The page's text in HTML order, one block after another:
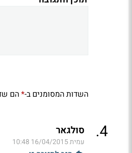
השדות המסומנים ב-*הם
4
. סולגאר
עמית16/04/2015 10:48